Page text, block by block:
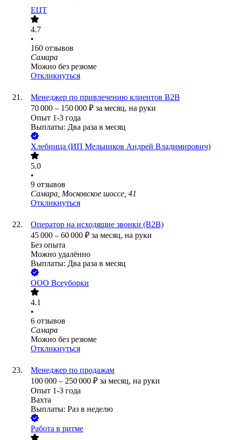
ЕЦТ
4.7
•
160 отзывов
Самара
Можно без резюме
Откликнуться
Менеджер по привлечению клиентов B2B
70 000 – 150 000 ₽ за месяц, на руки
Опыт 1-3 года
Выплаты: Два раза в месяц
Хлебница (ИП Мельников Андрей Владимирович)
5.0
•
9 отзывов
Самара, Московское шоссе, 41
Откликнуться
Оператор на исходящие звонки (B2B)
45 000 – 60 000 ₽ за месяц, на руки
Без опыта
Можно удалённо
Выплаты: Два раза в месяц
ООО Всеуборки
4.1
•
6 отзывов
Самара
Можно без резюме
Откликнуться
Менеджер по продажам
100 000 – 250 000 ₽ за месяц, на руки
Опыт 1-3 года
Вахта
Выплаты: Раз в неделю
Работа в ритме